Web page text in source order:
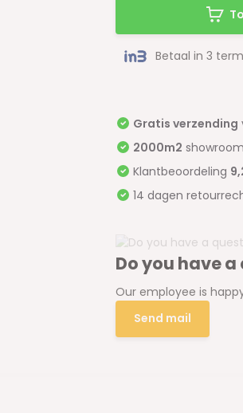
Betaal in 3
Gratis verzending
2000m2
Klantbeoordeling
14 dagen
Do you have
Our employee is
Send mail